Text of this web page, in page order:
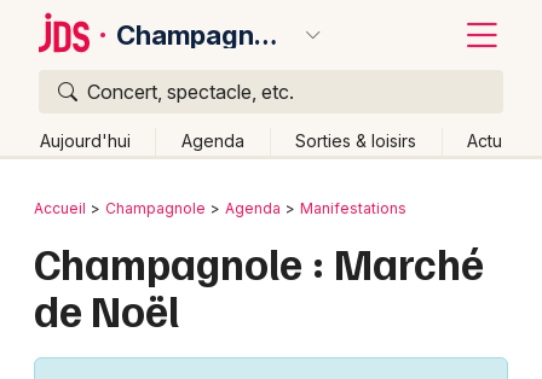
Champagnole
Concert, spectacle, etc.
Aujourd'hui Agenda Sorties & loisirs Actu
Publier un événement
Grands événements
Bordeaux
Colmar
Lille
Retour
Accueil Champagnole Agenda Manifestations
Champagnole : Marché
de Noël
Quoi ?
Où ?
Partout
Près de moi Changer de lieu
Quand ?
Aujourd'hui
Demain Ce week-end Autre